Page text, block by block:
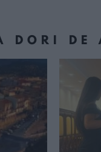
DORI DE